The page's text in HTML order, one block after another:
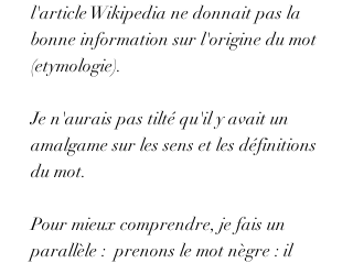
l'article Wikipedia ne donnait pas la
bonne information sur l'origine du mot
(etymologie).
Je n'aurais pas tilté qu'il y avait un
amalgame sur les sens et les définitions
du mot.
Pour mieux comprendre, je fais un
parallèle :  prenons le mot nègre : il